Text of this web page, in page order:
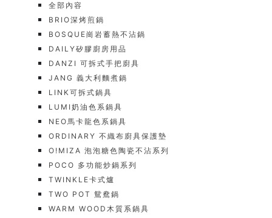
全部內容
BRIO深烤煎鍋
BOSQUE崗岩蓄熱不沾鍋
DAILY矽膠廚房用品
DANZI 可拆式手把廚具
JANG 義大利麵煮鍋
LINK可拆式鍋具
LUMI奶油色系鍋具
NEO馬卡龍色系鍋具
ORDINARY 不織布廚具保護墊
O!MIZA 泡泡糖色陶瓷不沾系列
POCO 多功能炒鍋系列
TWINKLE卡式爐
TWO POT 鴛鴦鍋
WARM WOOD木質系鍋具